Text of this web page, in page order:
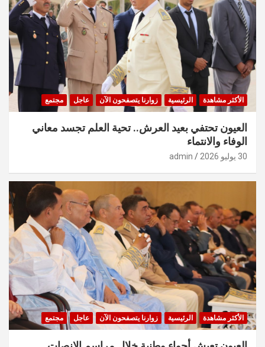
الأكثر مشاهدة الرئيسية زوارنا يتصفحون الآن عاجل مجتمع
العيون تحتفي بعيد العرش.. تحية العلم تجسد معاني
الوفاء والانتماء
30 يوليو 2026 admin
الأكثر مشاهدة الرئيسية زوارنا يتصفحون الآن عاجل مجتمع